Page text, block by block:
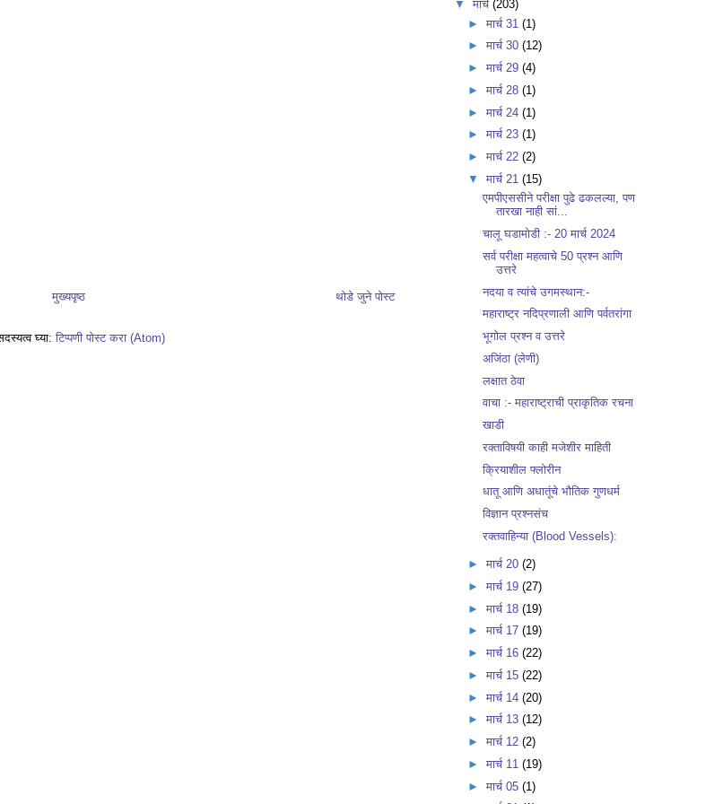
थोडे जुने पोस्ट
मुख्यपृष्ठ
घ्या: टिप्पणी पोस्ट करा (Atom)
▼ मार्च (203)
►मार्च 31(1)
►मार्च 30(12)
►मार्च 29(4)
►मार्च 28(1)
►मार्च 24(1)
►मार्च 23(1)
►मार्च 22(2)
▼मार्च 21(15)
एमपीएससीने परीक्षा पुढे ढकलल्या, पण
तारखा नाही सां...
चालू घडामोडी :- 20 मार्च 2024
सर्व परीक्षा महत्वाचे 50 प्रश्न आणि
उत्तरे
नदया व त्यांचे उगमस्थान:-
महाराष्ट्र नदिप्रणाली आणि पर्वतरांगा
भूगोल प्रश्न व उत्तरे
अजिंठा (लेणी)
लक्षात ठेवा
वाचा :- महाराष्ट्राची प्राकृतिक रचना
खाडी
रक्ताविषयी काही मजेशीर माहिती
क्रियाशील फ्लोरीन
धातू आणि अधातूंचे भौतिक गुणधर्म
विज्ञान प्रश्नसंच
रक्तवाहिन्या (Blood Vessels):
►मार्च 20(2)
►मार्च 19(27)
►मार्च 18(19)
►मार्च 17(19)
►मार्च 16(22)
►मार्च 15(22)
►मार्च 14(20)
►मार्च 13(12)
►मार्च 12(2)
►मार्च 11(19)
►मार्च 05(1)